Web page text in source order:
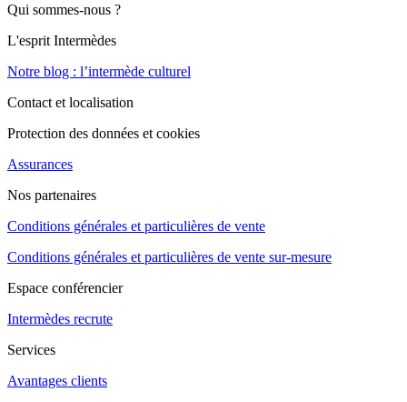
Qui sommes-nous ?
L'esprit Intermèdes
Notre blog : l’intermède culturel
Contact et localisation
Protection des données et cookies
Assurances
Nos partenaires
Conditions générales et particulières de vente
Conditions générales et particulières de vente sur-mesure
Espace conférencier
Intermèdes recrute
Services
Avantages clients